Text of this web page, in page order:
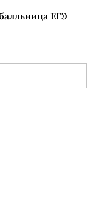
ЕГЭ